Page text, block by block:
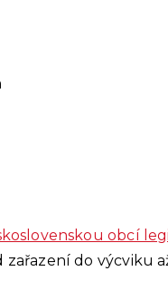
obcí
zařazení do